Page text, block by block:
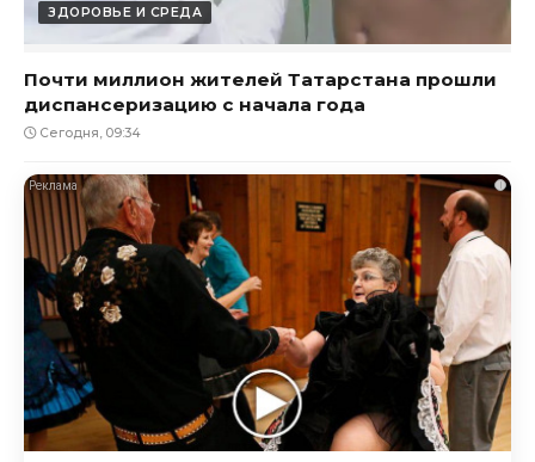
ЗДОРОВЬЕ И СРЕДА
Почти миллион жителей Татарстана прошли
диспансеризацию с начала года
Сегодня, 09:34
i